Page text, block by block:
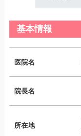
基本情報
医院名
院長名
所在地